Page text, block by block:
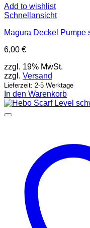
Add to wishlist
Schnellansicht
Magura Deckel Pumpe
6,00 €
zzgl. 19% MwSt.
zzgl. Versand
Lieferzeit: 2-5 Werktage
In den Warenkorb